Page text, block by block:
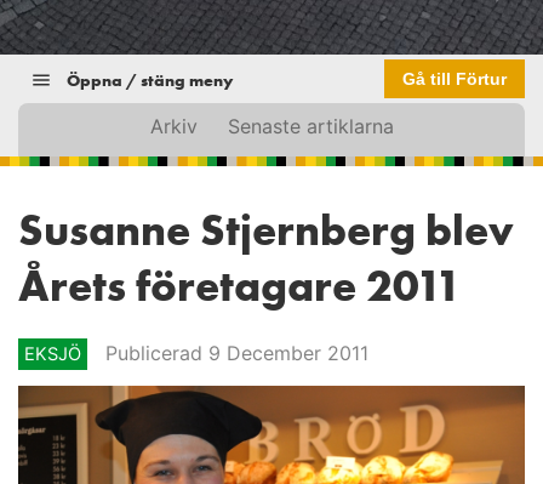
Öppna / stäng meny Gå till Förtur
Arkiv Senaste artiklarna
Susanne Stjernberg blev
Årets företagare 2011
EKSJÖ Publicerad 9 December 2011